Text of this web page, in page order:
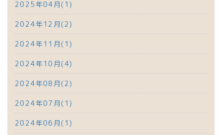
2025年04月(1)
2024年12月(2)
2024年11月(1)
2024年10月(4)
2024年08月(2)
2024年07月(1)
2024年06月(1)